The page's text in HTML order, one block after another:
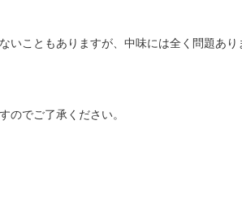
こともありますが、中味には全く問題あ
のでご了承ください。